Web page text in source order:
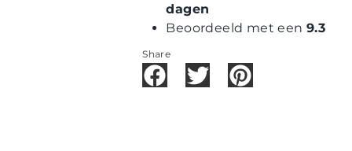
dagen
Beoordeeld met een9.3
Share